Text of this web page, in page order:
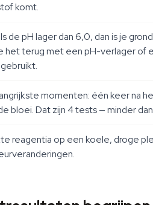
komt.
de pH lager dan 6,0, dan is je
het terug met een pH-verlager of
momenten: één keer na
bloei. Dat zijn 4 tests — minder
reagentia op een koele, droge